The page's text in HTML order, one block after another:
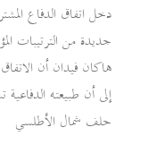
دخل اتفاق الدفاع
جديدة من الترتيبات
هاكان فيدان أن
إلى أن طبيعته الدفاعية
حلف شمال الأطلسي